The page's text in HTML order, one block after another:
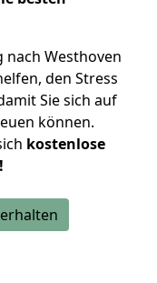
Westhoven
den Stress
Sie sich auf
können.
kostenlose